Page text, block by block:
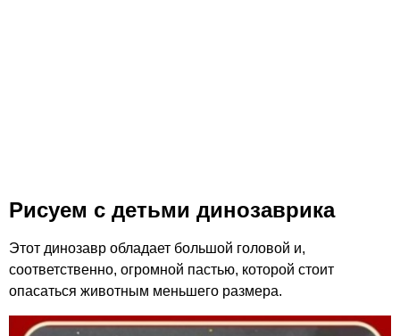
Рисуем с детьми динозаврика
Этот динозавр обладает большой головой и,
соответственно, огромной пастью, которой стоит
опасаться животным меньшего размера.